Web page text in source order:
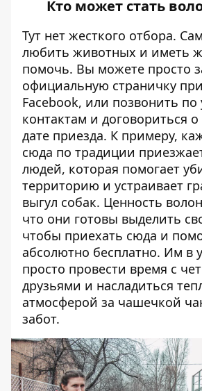
Кто может стать
Тут нет жесткого отбора.
любить животных и иметь
помочь. Вы можете просто
официальную страничку
Facebook, или позвонить по
контактам и договориться
дате приезда. К примеру,
сюда по традиции
людей, которая помогает
территорию и устраивает
выгул собак. Ценность
что они готовы выделить
чтобы приехать сюда и
абсолютно бесплатно. Им в
просто провести время с
друзьями и насладиться
атмосферой за чашечкой
забот.